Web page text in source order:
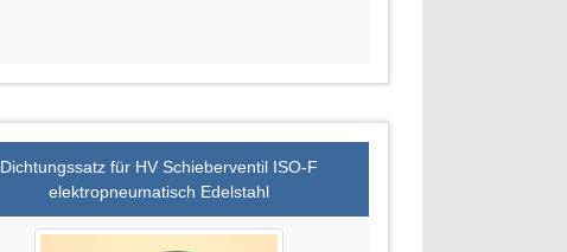
Dichtungssatz für HV Schieberventil ISO-F
elektropneumatisch Edelstahl